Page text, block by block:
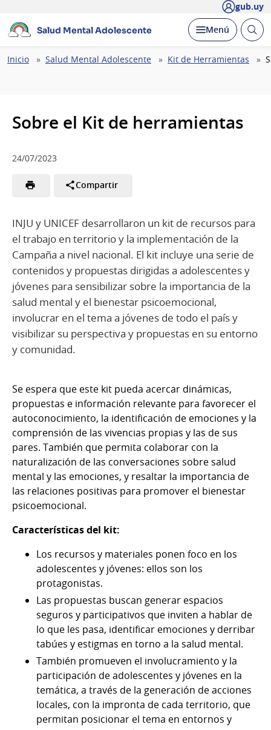
gub.uy
Salud Mental Adolescente Desplegar
Menú Abrir
Ruta
Inicio Salud Mental Adolescente Kit de Herramientas
Sobre el Kit de herramientas
24/07/2023
Compartir
INJU y UNICEF desarrollaron un kit de recursos para
el trabajo en territorio y la implementación de la
Campaña a nivel nacional. El kit incluye una serie de
contenidos y propuestas dirigidas a adolescentes y
jóvenes para sensibilizar sobre la importancia de la
salud mental y el bienestar psicoemocional,
involucrar en el tema a jóvenes de todo el país y
visibilizar su perspectiva y propuestas en su entorno
y comunidad.
Se espera que este kit pueda acercar dinámicas,
propuestas e información relevante para favorecer el
autoconocimiento, la identificación de emociones y la
comprensión de las vivencias propias y las de sus
pares. También que permita colaborar con la
naturalización de las conversaciones sobre salud
mental y las emociones, y resaltar la importancia de
las relaciones positivas para promover el bienestar
psicoemocional.
Características del kit:
Los recursos y materiales ponen foco en los
adolescentes y jóvenes: ellos son los
protagonistas.
Las propuestas buscan generar espacios
seguros y participativos que inviten a hablar de
lo que les pasa, identificar emociones y derribar
tabúes y estigmas en torno a la salud mental.
También promueven el involucramiento y la
participación de adolescentes y jóvenes en la
temática, a través de la generación de acciones
locales, con la impronta de cada territorio, que
permitan posicionar el tema en entornos y